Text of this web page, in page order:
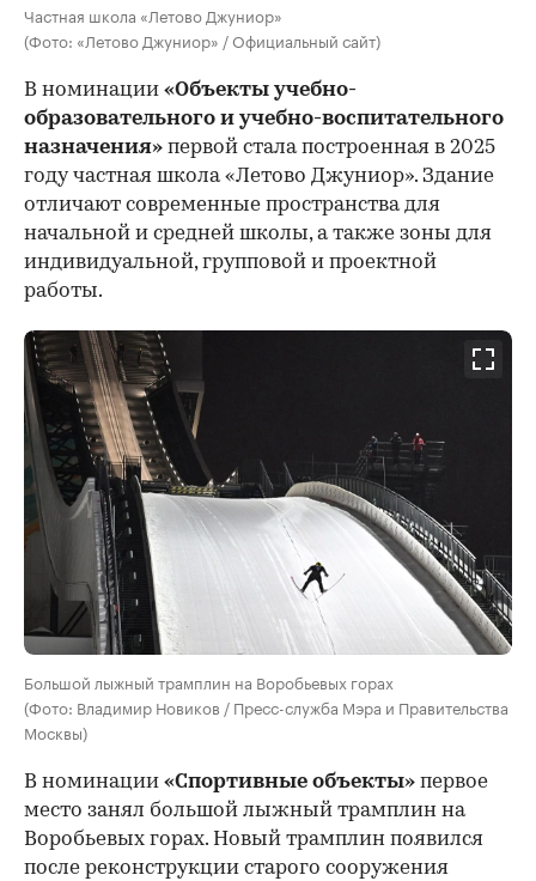
Частная школа «Летово Джуниор»
(Фото: «Летово Джуниор» / Официальный сайт)
В номинации «Объекты учебно-
образовательного и учебно-воспитательного
назначения» первой стала построенная в 2025
году частная школа «Летово Джуниор». Здание
отличают современные пространства для
начальной и средней школы, а также зоны для
индивидуальной, групповой и проектной
работы.
Большой лыжный трамплин на Воробьевых горах
(Фото: Владимир Новиков / Пресс-служба Мэра и Правительства
Москвы)
В номинации «Спортивные объекты» первое
место занял большой лыжный трамплин на
Воробьевых горах. Новый трамплин появился
после реконструкции старого сооружения